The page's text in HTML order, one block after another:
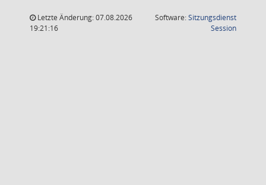
Letzte Änderung: 07.08.2026
19:21:16
Software:Sitzungsdienst
Session(Wird in